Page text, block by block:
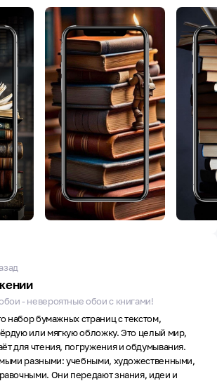
- невероятные обои с книгами!
набор бумажных страниц с текстом,
или мягкую обложку. Это целый мир,
для чтения, погружения и обдумывания.
разными: учебными, художественными,
Они передают знания, идеи и